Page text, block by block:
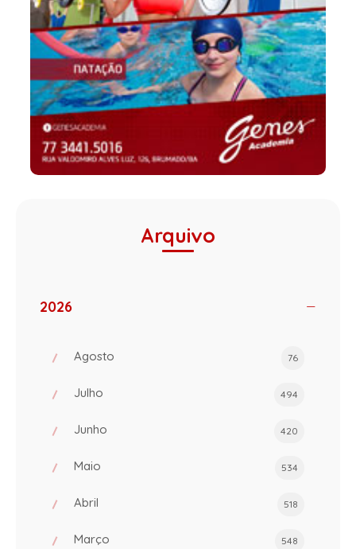
Arquivo
2026
Agosto 76
Julho 494
Junho 420
Maio 534
Abril 518
Março 548